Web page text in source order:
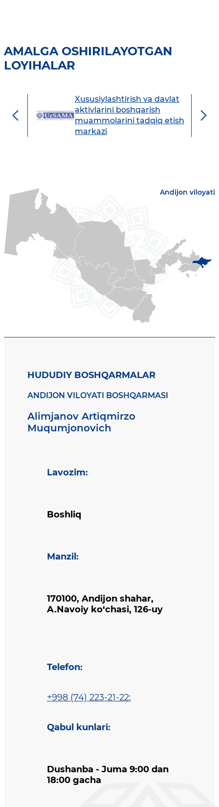
AMALGA OSHIRILAYOTGAN
LOYIHALAR
Xususiylashtirish va davlat
aktivlarini boshqarish
muammolarini tadqiq etish
markazi
Andijon viloyati
HUDUDIY BOSHQARMALAR
ANDIJON VILOYATI BOSHQARMASI
Alimjanov Artiqmirzo
Muqumjonovich
Lavozim:
Boshliq
Manzil :
170100, Andijon shahar,
A.Navoiy ko‘chasi, 126-uy
Telefon:
+998 (74) 223-21-22;
Qabul kunlari:
Dushanba - Juma 9:00 dan
18:00 gacha